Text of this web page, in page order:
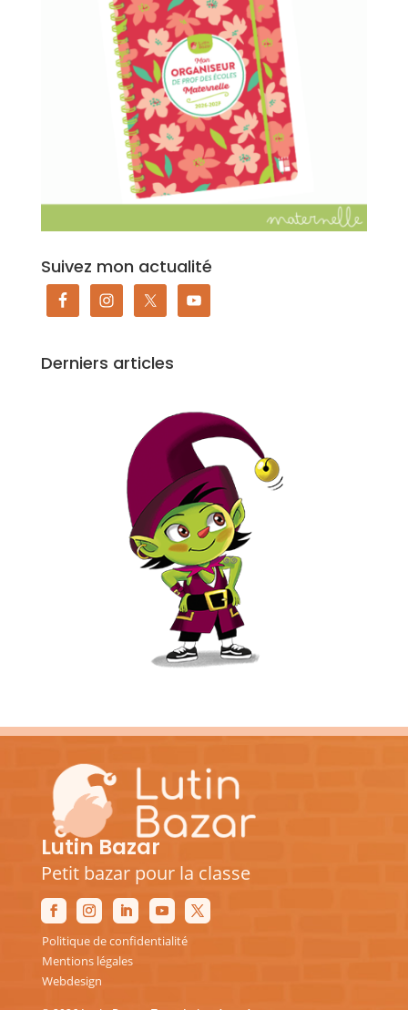
Suivez mon actualité
Derniers articles
Lutin Bazar
Petit bazar pour la classe
Politique de confidentialité
Mentions légales
Webdesign